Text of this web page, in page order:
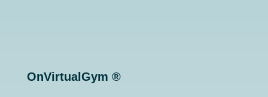
OnVirtualGym ®